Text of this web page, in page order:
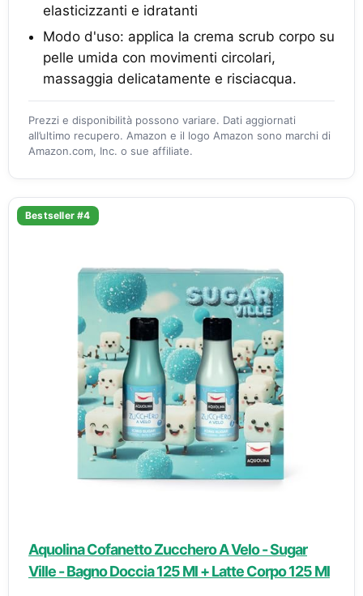
elasticizzanti e idratanti
Modo d'uso: applica la crema scrub corpo su
pelle umida con movimenti circolari,
massaggia delicatamente e risciacqua.
Prezzi e disponibilità possono variare. Dati aggiornati
all’ultimo recupero. Amazon e il logo Amazon sono marchi di
Amazon.com, Inc. o sue affiliate.
Bestseller #4
Aquolina Cofanetto Zucchero A Velo - Sugar
Ville - Bagno Doccia 125 Ml + Latte Corpo 125 Ml